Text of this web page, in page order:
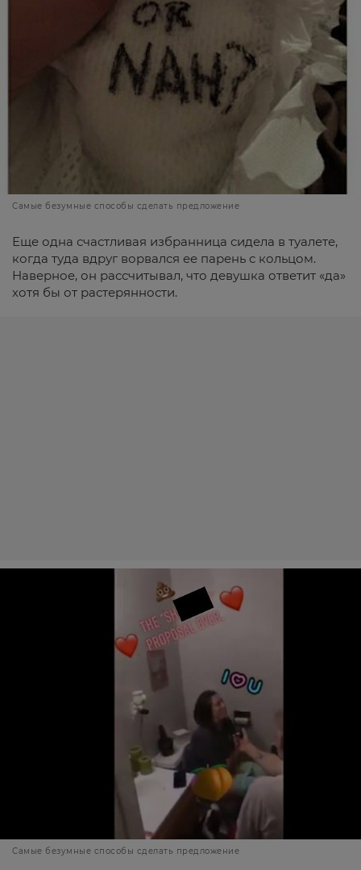
Самые безумные способы сделать предложение
Еще одна счастливая избранница сидела в туалете,
когда туда вдруг ворвался ее парень с кольцом.
Наверное, он рассчитывал, что девушка ответит «да»
хотя бы от растерянности.
Самые безумные способы сделать предложение